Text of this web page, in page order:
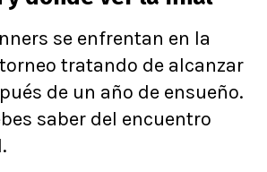
se enfrentan en la
tratando de alcanzar
de un año de ensueño.
saber del encuentro